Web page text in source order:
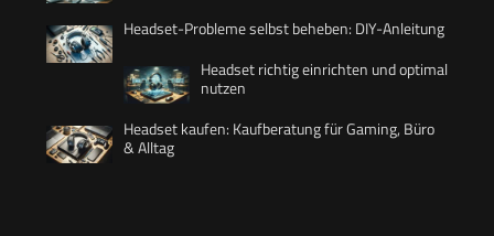
Headset-Probleme selbst beheben: DIY-Anleitung
Headset richtig einrichten und optimal
nutzen
Headset kaufen: Kaufberatung für Gaming, Büro
& Alltag